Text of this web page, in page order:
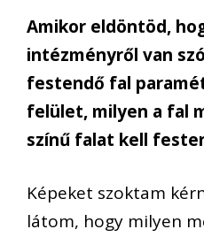
Amikor eldöntöd,
intézményről van
festendő fal
felület, milyen a fal
színű falat kell
Képeket szoktam
látom, hogy milyen